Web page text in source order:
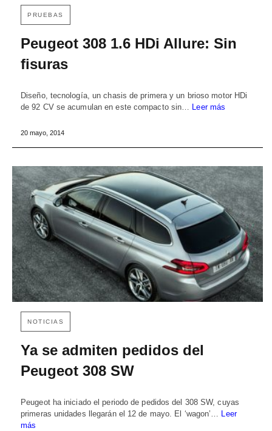
PRUEBAS
Peugeot 308 1.6 HDi Allure: Sin
fisuras
Diseño, tecnología, un chasis de primera y un brioso motor HDi
de 92 CV se acumulan en este compacto sin…
Leer más
20 mayo, 2014
NOTICIAS
Ya se admiten pedidos del
Peugeot 308 SW
Peugeot ha iniciado el periodo de pedidos del 308 SW, cuyas
primeras unidades llegarán el 12 de mayo. El ‘wagon’… Leer
más